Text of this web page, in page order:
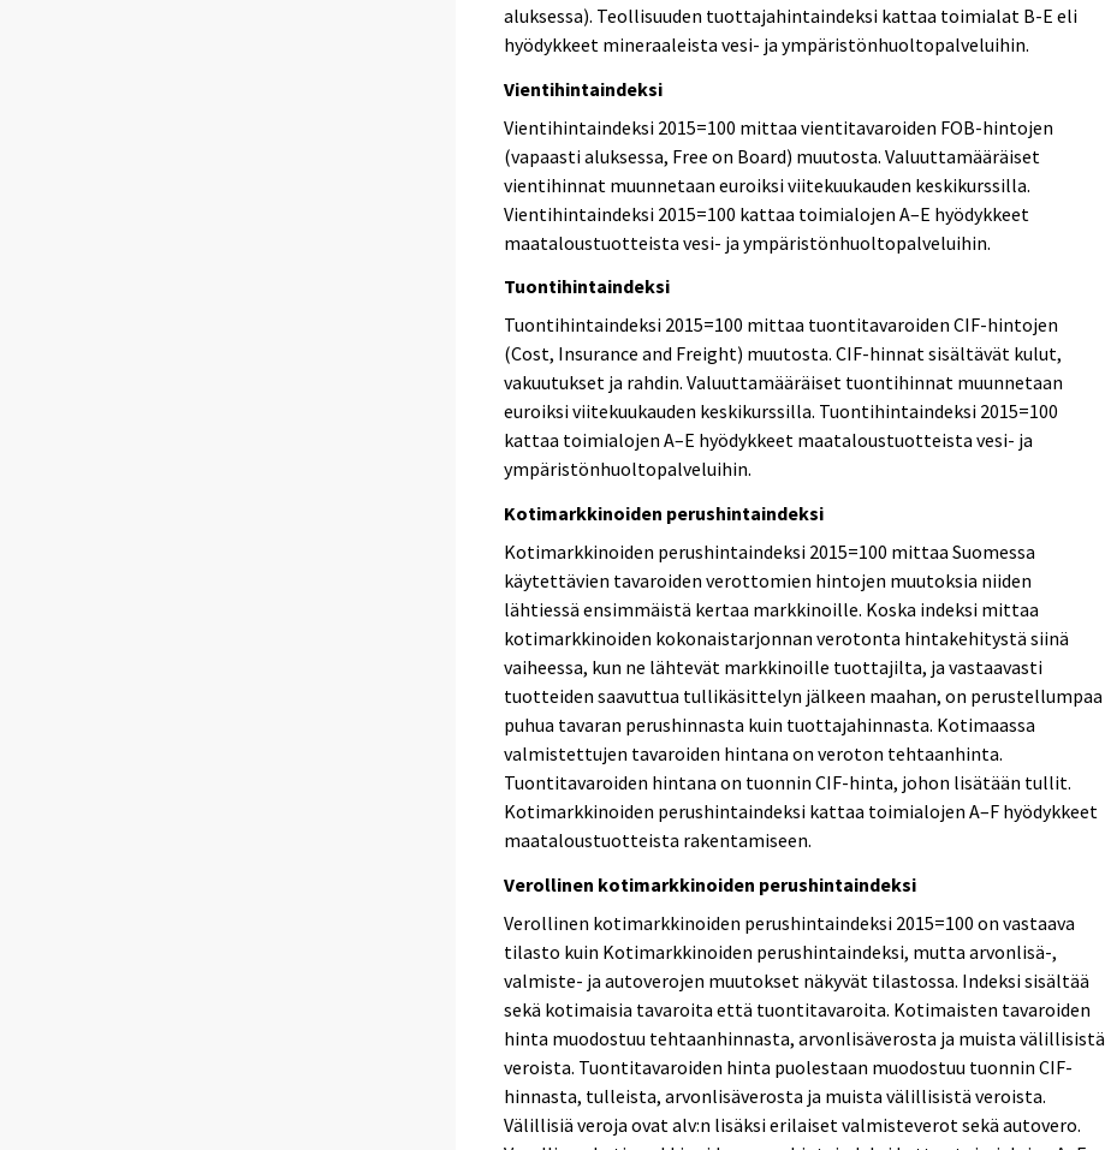
aluksessa). Teollisuuden tuottajahintaindeksi kattaa toimialat B-E eli
hyödykkeet mineraaleista vesi- ja ympäristönhuoltopalveluihin.
Vientihintaindeksi
Vientihintaindeksi 2015=100 mittaa vientitavaroiden FOB-hintojen
(vapaasti aluksessa, Free on Board) muutosta. Valuuttamääräiset
vientihinnat muunnetaan euroiksi viitekuukauden keskikurssilla.
Vientihintaindeksi 2015=100 kattaa toimialojen A–E hyödykkeet
maataloustuotteista vesi- ja ympäristönhuoltopalveluihin.
Tuontihintaindeksi
Tuontihintaindeksi 2015=100 mittaa tuontitavaroiden CIF-hintojen
(Cost, Insurance and Freight) muutosta. CIF-hinnat sisältävät kulut,
vakuutukset ja rahdin. Valuuttamääräiset tuontihinnat muunnetaan
euroiksi viitekuukauden keskikurssilla. Tuontihintaindeksi 2015=100
kattaa toimialojen A–E hyödykkeet maataloustuotteista vesi- ja
ympäristönhuoltopalveluihin.
Kotimarkkinoiden perushintaindeksi
Kotimarkkinoiden perushintaindeksi 2015=100 mittaa Suomessa
käytettävien tavaroiden verottomien hintojen muutoksia niiden
lähtiessä ensimmäistä kertaa markkinoille. Koska indeksi mittaa
kotimarkkinoiden kokonaistarjonnan verotonta hintakehitystä siinä
vaiheessa, kun ne lähtevät markkinoille tuottajilta, ja vastaavasti
tuotteiden saavuttua tullikäsittelyn jälkeen maahan, on perustellumpaa
puhua tavaran perushinnasta kuin tuottajahinnasta. Kotimaassa
valmistettujen tavaroiden hintana on veroton tehtaanhinta.
Tuontitavaroiden hintana on tuonnin CIF-hinta, johon lisätään tullit.
Kotimarkkinoiden perushintaindeksi kattaa toimialojen A–F hyödykkeet
maataloustuotteista rakentamiseen.
Verollinen kotimarkkinoiden perushintaindeksi
Verollinen kotimarkkinoiden perushintaindeksi 2015=100 on vastaava
tilasto kuin Kotimarkkinoiden perushintaindeksi, mutta arvonlisä-,
valmiste- ja autoverojen muutokset näkyvät tilastossa. Indeksi sisältää
sekä kotimaisia tavaroita että tuontitavaroita. Kotimaisten tavaroiden
hinta muodostuu tehtaanhinnasta, arvonlisäverosta ja muista välillisistä
veroista. Tuontitavaroiden hinta puolestaan muodostuu tuonnin CIF-
hinnasta, tulleista, arvonlisäverosta ja muista välillisistä veroista.
Välillisiä veroja ovat alv:n lisäksi erilaiset valmisteverot sekä autovero.